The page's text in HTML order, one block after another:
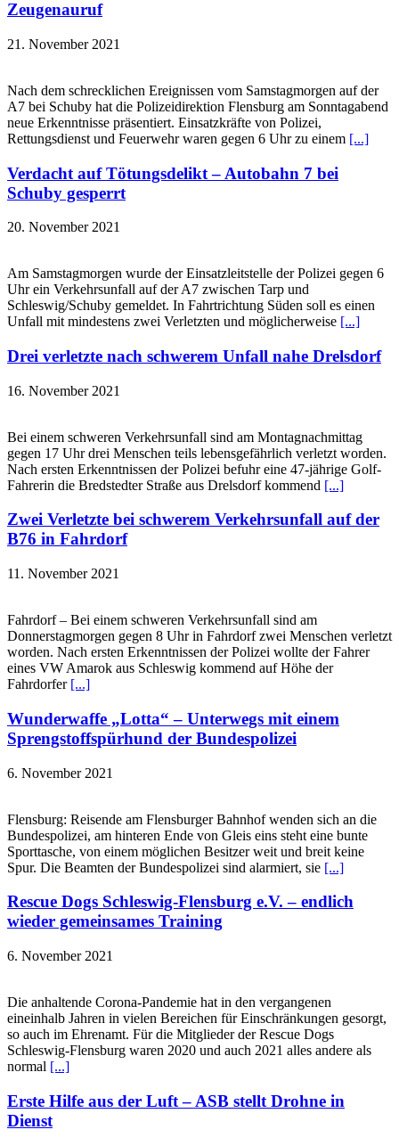
Zeugenauruf
21. November 2021
Nach dem schrecklichen Ereignissen vom Samstagmorgen auf der
A7 bei Schuby hat die Polizeidirektion Flensburg am Sonntagabend
neue Erkenntnisse präsentiert. Einsatzkräfte von Polizei,
Rettungsdienst und Feuerwehr waren gegen 6 Uhr zu einem [...]
Verdacht auf Tötungsdelikt – Autobahn 7 bei
Schuby gesperrt
20. November 2021
Am Samstagmorgen wurde der Einsatzleitstelle der Polizei gegen 6
Uhr ein Verkehrsunfall auf der A7 zwischen Tarp und
Schleswig/Schuby gemeldet. In Fahrtrichtung Süden soll es einen
Unfall mit mindestens zwei Verletzten und möglicherweise [...]
Drei verletzte nach schwerem Unfall nahe Drelsdorf
16. November 2021
Bei einem schweren Verkehrsunfall sind am Montagnachmittag
gegen 17 Uhr drei Menschen teils lebensgefährlich verletzt worden.
Nach ersten Erkenntnissen der Polizei befuhr eine 47-jährige Golf-
Fahrerin die Bredstedter Straße aus Drelsdorf kommend [...]
Zwei Verletzte bei schwerem Verkehrsunfall auf der
B76 in Fahrdorf
11. November 2021
Fahrdorf – Bei einem schweren Verkehrsunfall sind am
Donnerstagmorgen gegen 8 Uhr in Fahrdorf zwei Menschen verletzt
worden. Nach ersten Erkenntnissen der Polizei wollte der Fahrer
eines VW Amarok aus Schleswig kommend auf Höhe der
Fahrdorfer [...]
Wunderwaffe „Lotta“ – Unterwegs mit einem
Sprengstoffspürhund der Bundespolizei
6. November 2021
Flensburg: Reisende am Flensburger Bahnhof wenden sich an die
Bundespolizei, am hinteren Ende von Gleis eins steht eine bunte
Sporttasche, von einem möglichen Besitzer weit und breit keine
Spur. Die Beamten der Bundespolizei sind alarmiert, sie [...]
Rescue Dogs Schleswig-Flensburg e.V. – endlich
wieder gemeinsames Training
6. November 2021
Die anhaltende Corona-Pandemie hat in den vergangenen
eineinhalb Jahren in vielen Bereichen für Einschränkungen gesorgt,
so auch im Ehrenamt. Für die Mitglieder der Rescue Dogs
Schleswig-Flensburg waren 2020 und auch 2021 alles andere als
normal [...]
Erste Hilfe aus der Luft – ASB stellt Drohne in
Dienst